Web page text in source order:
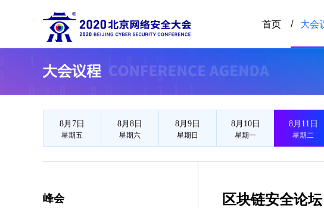
2020北京网络
首页 大会
8月7日
星期五
8月8日
星期六
8月9日
星期日
8月10日
星期一
8月11日
星期二
峰会 区块链安全论坛